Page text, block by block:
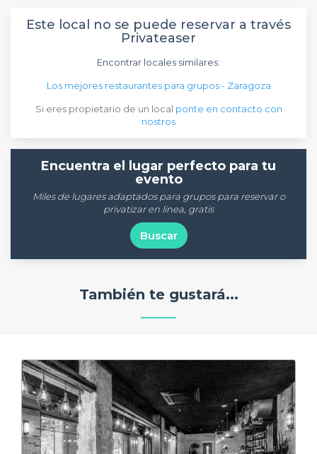
Este local no se puede reservar a través
Privateaser
Encontrar locales similares:
Los mejores restaurantes para grupos - Zaragoza
Si eres propietario de un local ponte en contacto con
nostros
Encuentra el lugar perfecto para tu
evento
Miles de lugares adaptados para grupos para reservar o
privatizar en línea, gratis
Buscar
También te gustará...